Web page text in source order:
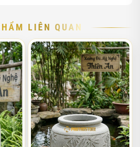
LIÊN QUAN